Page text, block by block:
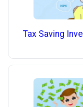
Tax Saving